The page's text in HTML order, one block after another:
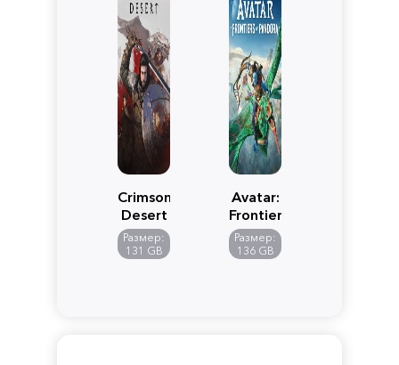
Crimson
Desert
Размер:
131 GB
Avatar:
Frontiers
of
Pandora
Размер:
136 GB